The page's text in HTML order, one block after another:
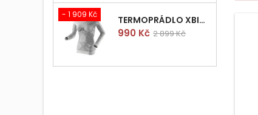
- 1 909 Kč TERMOPRÁDLO XBIONIC RADIACTOR WOMAN SHIRT LONGS L/XL
Cena
990 Kč Běžná
2 899 Kč